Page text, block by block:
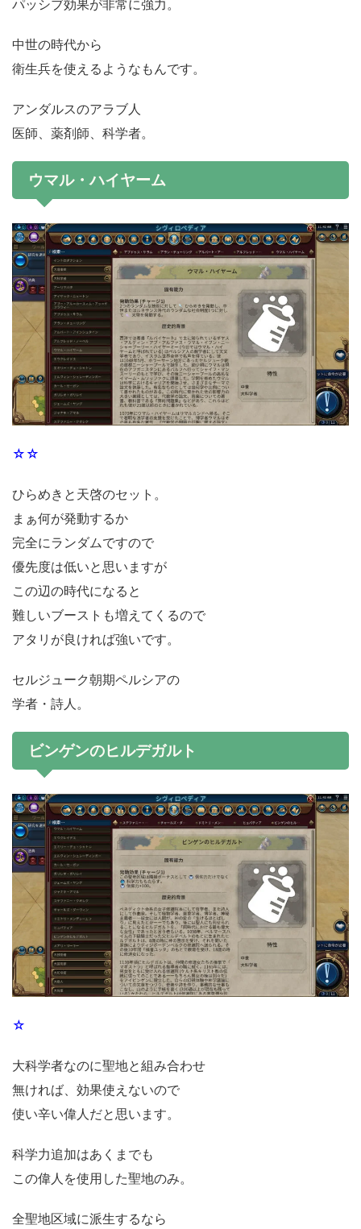
パッシブ効果が非常に強力。
中世の時代から
衛生兵を使えるようなもんです。
アンダルスのアラブ人
医師、薬剤師、科学者。
ウマル・ハイヤーム
☆☆
ひらめきと天啓のセット。
まぁ何が発動するか
完全にランダムですので
優先度は低いと思いますが
この辺の時代になると
難しいブーストも増えてくるので
アタリが良ければ強いです。
セルジューク朝期ペルシアの
学者・詩人。
ビンゲンのヒルデガルト
☆
大科学者なのに聖地と組み合わせ
無ければ、効果使えないので
使い辛い偉人だと思います。
科学力追加はあくまでも
この偉人を使用した聖地のみ。
全聖地区域に派生するなら